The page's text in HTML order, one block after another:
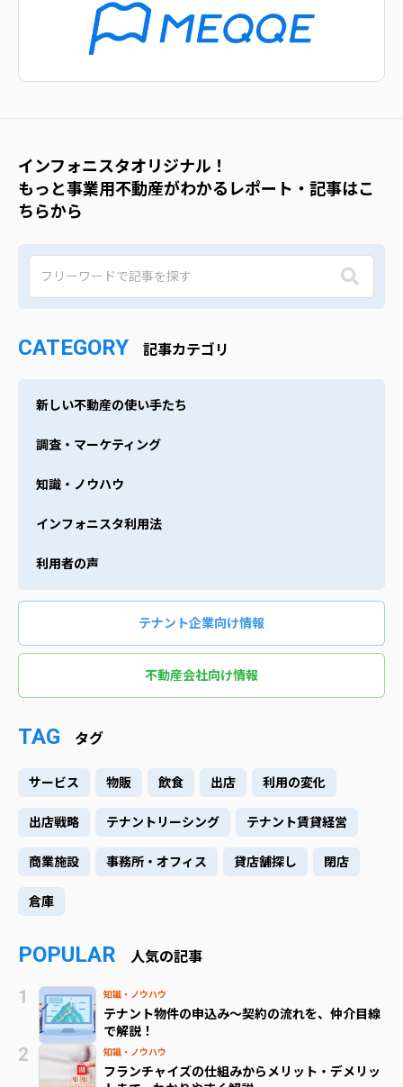
インフォニスタオリジナル！
もっと事業用不動産がわかるレポート・記事はこ
ちらから
CATEGORY 記事カテゴリ
新しい不動産の使い手たち
調査・マーケティング
知識・ノウハウ
インフォニスタ利用法
利用者の声
テナント企業向け情報
不動産会社向け情報
TAG タグ
サービス 物販 飲食 出店 利用の変化
出店戦略 テナントリーシング テナント賃貸経営
商業施設 事務所・オフィス 貸店舗探し 閉店
倉庫
POPULAR 人気の記事
知識・ノウハウ
テナント物件の申込み～契約の流れを、仲介目線
で解説！
知識・ノウハウ
フランチャイズの仕組みからメリット・デメリッ